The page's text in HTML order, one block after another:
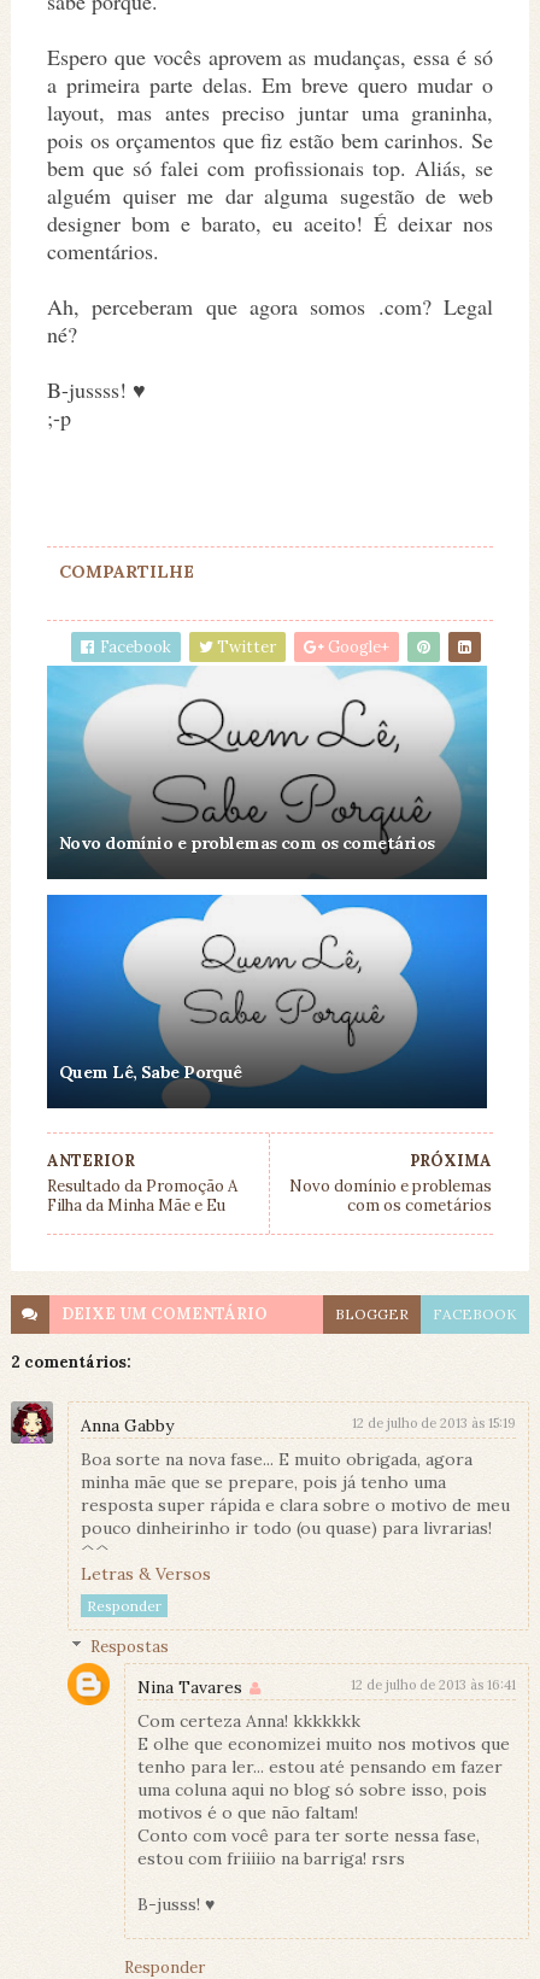
Espero que vocês aprovem as mudanças, essa é só
a primeira parte delas. Em breve quero mudar o
layout, mas antes preciso juntar uma graninha,
pois os orçamentos que fiz estão bem carinhos. Se
bem que só falei com profissionais top. Aliás, se
alguém quiser me dar alguma sugestão de web
designer bom e barato, eu aceito! É deixar nos
comentários.
Ah, perceberam que agora somos .com? Legal
né?
B-jussss! ♥
;-p
COMPARTILHE
Facebook Twitter Google+
Novo domínio e problemas com os cometários
Quem Lê, Sabe Porquê
PRÓXIMA
Novo domínio e problemas
com os cometários
ANTERIOR
Resultado da Promoção A
Filha da Minha Mãe e Eu
DEIXE UM COMENTÁRIO BLOGGER FACEBOOK
2 comentários:
Anna Gabby 12 de julho de 2013 às 15:19
Boa sorte na nova fase... E muito obrigada, agora
minha mãe que se prepare, pois já tenho uma
resposta super rápida e clara sobre o motivo de meu
pouco dinheirinho ir todo (ou quase) para livrarias!
^^
Letras & Versos
Responder
Respostas
Nina Tavares 12 de julho de 2013 às 16:41
Com certeza Anna! kkkkkkk
E olhe que economizei muito nos motivos que
tenho para ler... estou até pensando em fazer
uma coluna aqui no blog só sobre isso, pois
motivos é o que não faltam!
Conto com você para ter sorte nessa fase,
estou com friiiiio na barriga! rsrs
B-jusss! ♥
Responder